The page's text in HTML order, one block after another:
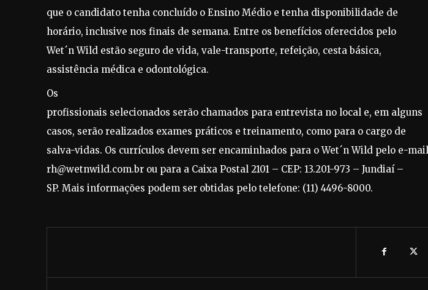
que o candidato tenha concluído o Ensino Médio e tenha disponibilidade de
horário, inclusive nos finais de semana. Entre os benefícios oferecidos pelo
Wet´n Wild estão seguro de vida, vale-transporte, refeição, cesta básica,
assistência médica e odontológica.
Os
profissionais selecionados serão chamados para entrevista no local e, em alguns
casos, serão realizados exames práticos e treinamento, como para o cargo de
salva-vidas. Os currículos devem ser encaminhados para o Wet´n Wild pelo e-mail
rh@wetnwild.com.br ou para a Caixa Postal 2101 – CEP: 13.201-973 – Jundiaí –
SP. Mais informações podem ser obtidas pelo telefone: (11) 4496-8000.